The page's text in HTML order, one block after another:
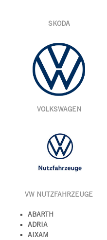
SKODA
VOLKSWAGEN
VW NUTZFAHRZEUGE
ABARTH
ADRIA
AIXAM